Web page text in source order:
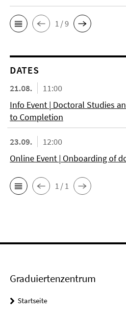
1 / 9
DATES
21.08.
11:00
Info Event | Doctoral Studies
to Completion
23.09.
12:00
Online Event | Onboarding of
1 / 1
Graduiertenzentrum
Startseite